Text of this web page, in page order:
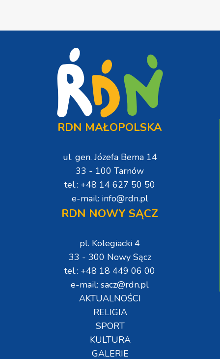
RDN MAŁOPOLSKA
ul. gen. Józefa Bema 14
33 - 100 Tarnów
tel.: +48 14 627 50 50
e-mail: info@rdn.pl
RDN NOWY SĄCZ
pl. Kolegiacki 4
33 - 300 Nowy Sącz
tel.: +48 18 449 06 00
e-mail: sacz@rdn.pl
AKTUALNOŚCI
RELIGIA
SPORT
KULTURA
GALERIE